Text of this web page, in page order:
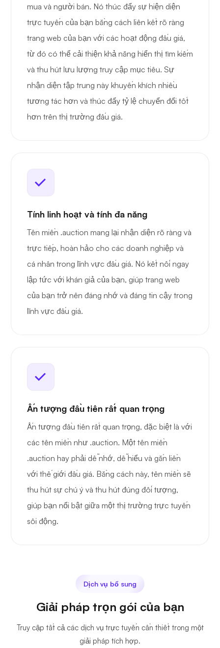
mua và người bán. Nó thúc đẩy sự hiện diện
trực tuyến của bạn bằng cách liên kết rõ ràng
trang web của bạn với các hoạt động đấu giá,
từ đó có thể cải thiện khả năng hiển thị tìm kiếm
và thu hút lưu lượng truy cập mục tiêu. Sự
nhận diện tập trung này khuyến khích nhiều
tương tác hơn và thúc đẩy tỷ lệ chuyển đổi tốt
hơn trên thị trường đấu giá.
Tính linh hoạt và tính đa năng
Tên miền .auction mang lại nhận diện rõ ràng và
trực tiếp, hoàn hảo cho các doanh nghiệp và
cá nhân trong lĩnh vực đấu giá. Nó kết nối ngay
lập tức với khán giả của bạn, giúp trang web
của bạn trở nên đáng nhớ và đáng tin cậy trong
lĩnh vực đấu giá.
Ấn tượng đầu tiên rất quan trọng
Ấn tượng đầu tiên rất quan trọng, đặc biệt là với
các tên miền như .auction. Một tên miền
.auction hay phải dễ nhớ, dễ hiểu và gắn liền
với thế giới đấu giá. Bằng cách này, tên miền sẽ
thu hút sự chú ý và thu hút đúng đối tượng,
giúp bạn nổi bật giữa một thị trường trực tuyến
sôi động.
Dịch vụ bổ sung
Giải pháp trọn gói của bạn
Truy cập tất cả các dịch vụ trực tuyến cần thiết trong một
giải pháp tích hợp.